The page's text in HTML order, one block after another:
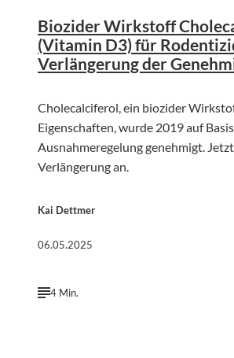
Biozider Wirkstoff
(Vitamin D3) für
Verlängerung der
Cholecalciferol, ein biozider
Eigenschaften, wurde 2019 auf
Ausnahmeregelung genehmigt.
Verlängerung an.
Kai Dettmer
06.05.2025
4 Min.